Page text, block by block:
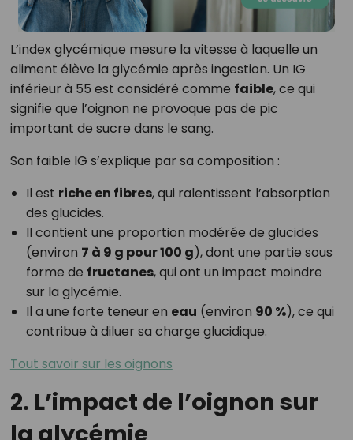
L’index glycémique mesure la vitesse à laquelle un
aliment élève la glycémie après ingestion. Un IG
inférieur à 55 est considéré comme faible, ce qui
signifie que l’oignon ne provoque pas de pic
important de sucre dans le sang.
Son faible IG s’explique par sa composition :
Il est riche en fibres, qui ralentissent l’absorption
des glucides.
Il contient une proportion modérée de glucides
(environ 7 à 9 g pour 100 g), dont une partie sous
forme de fructanes, qui ont un impact moindre
sur la glycémie.
Il a une forte teneur en eau (environ 90 %), ce qui
contribue à diluer sa charge glucidique.
Tout savoir sur les oignons
2. L’impact de l’oignon sur